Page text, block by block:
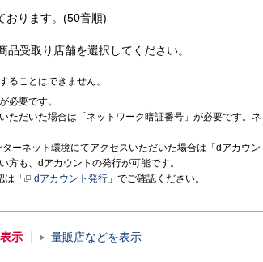
おります。(50音順)
品受取り店舗を選択してください。
ることはできません。
必要です。
ただいた場合は「ネットワーク暗証番号」が必要です。
ーネット環境にてアクセスいただいた場合は「dアカウ
方も、dアカウントの発行が可能です。
は「
dアカウント発行 」でご確認ください。
示 量販店などを表示